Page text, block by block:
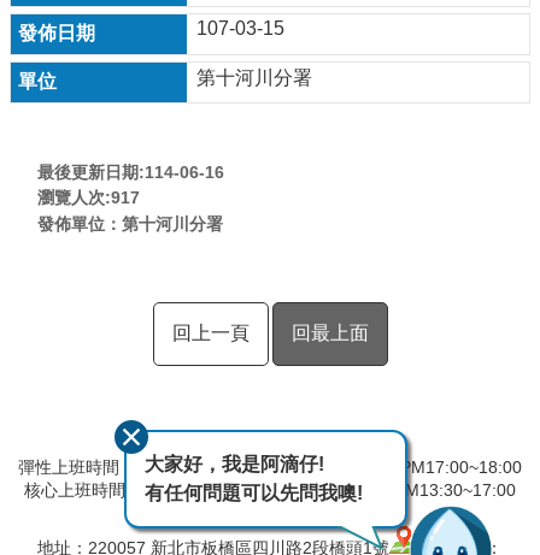
107-03-15
第十河川分署
最後更新日期:114-06-16
瀏覽人次:917
發佈單位：第十河川分署
回上一頁 回最上面
彈性上班時間：AM8:00~09:00 彈性下班時間：PM17:00~18:00
核心上班時間：星期一 ~ 星期五 AM08:30~12:30 PM13:30~17:00
地址：220057 新北市板橋區四川路2段橋頭1號
電話：
大家好，我是阿滴仔!
有任何問題可以先問我噢!